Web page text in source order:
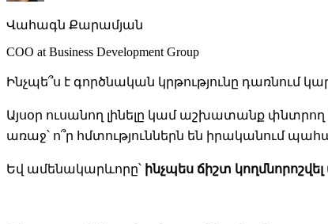
Վահագն Քարամյան
COO at Business Development Group
Ինչպե՞ս է գործնական կրթությունը դառնում
Այսօր ուսանող լինելը կամ աշխատանք փնտրող
առաջ՝ ո՞ր հմտություններն են իրականում
Եվ ամենակարևորը՝ ինչպես ճիշտ